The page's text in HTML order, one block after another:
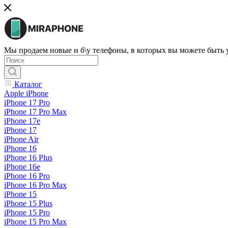
Мы продаем новые и б\у телефоны, в которых вы можете быть
Каталог
Apple iPhone
iPhone 17 Pro
iPhone 17 Pro Max
iPhone 17e
iPhone 17
iPhone Air
iPhone 16
iPhone 16 Plus
iPhone 16e
iPhone 16 Pro
iPhone 16 Pro Max
iPhone 15
iPhone 15 Plus
iPhone 15 Pro
iPhone 15 Pro Max